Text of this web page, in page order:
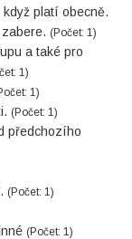
platí obecně.
(Počet: 1)
a také pro
1)
1)
(Počet: 1)
předchozího
(Počet: 1)
(Počet: 1)